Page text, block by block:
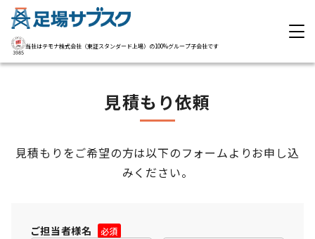
当社はテモナ株式会社（東証スタンダード上場）の100%グループ子会社です
見積もり依頼
見積もりをご希望の方は以下のフォームよりお申し込
みください。
ご担当者様名